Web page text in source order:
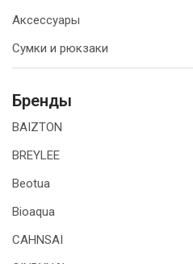
Аксессуары
Сумки и рюкзаки
Бренды
BAIZTON
BREYLEE
Beotua
Bioaqua
CAHNSAI